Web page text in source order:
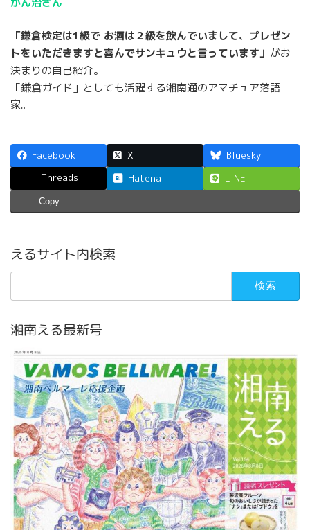
「鎌倉検定は1級で お酒は２級を飲んでいまして、プレゼン
トをいただきますと喜んでサンキュウと言っています」 がお
決まりの自己紹介。
「鎌倉ガイド」としても活躍する湘南通のアマチュア落語
家。
Facebook X
Bluesky
Threads
Hatena LINE
Copy
えるサイト内検索
湘南える最新号